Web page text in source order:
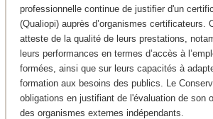
professionnelle continue de justifier d'un
(Qualiopi) auprès d’organismes certificateurs.
atteste de la qualité de leurs prestations,
leurs performances en termes d’accès à
formées, ainsi que sur leurs capacités à
formation aux besoins des publics. Le
obligations en justifiant de l'évaluation de son
des organismes externes indépendants.